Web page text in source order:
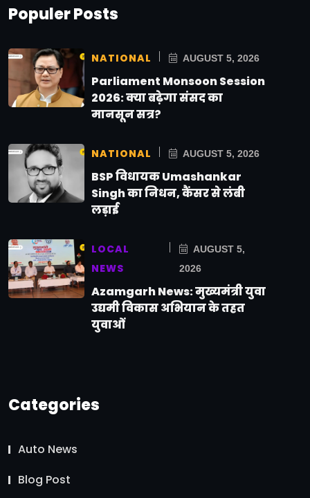
Populer Posts
NATIONAL AUGUST 5, 2026
Parliament Monsoon Session
2026: क्या बढ़ेगा संसद का
मानसून सत्र?
NATIONAL AUGUST 5, 2026
BSP विधायक Umashankar
Singh का निधन, कैंसर से लंबी
लड़ाई
LOCAL
NEWS
AUGUST 5,
2026
Azamgarh News: मुख्यमंत्री युवा
उद्यमी विकास अभियान के तहत
युवाओं
Categories
Auto News
Blog Post